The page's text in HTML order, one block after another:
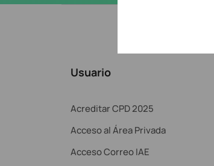
Usuario
Acreditar CPD 2025
Acceso al Área Privada
Acceso Correo IAE